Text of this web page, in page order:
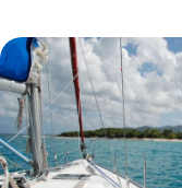
Les Caraïbes
privé et Guana
Loin du monde, entre amis
approche verte et intime
Britanniques